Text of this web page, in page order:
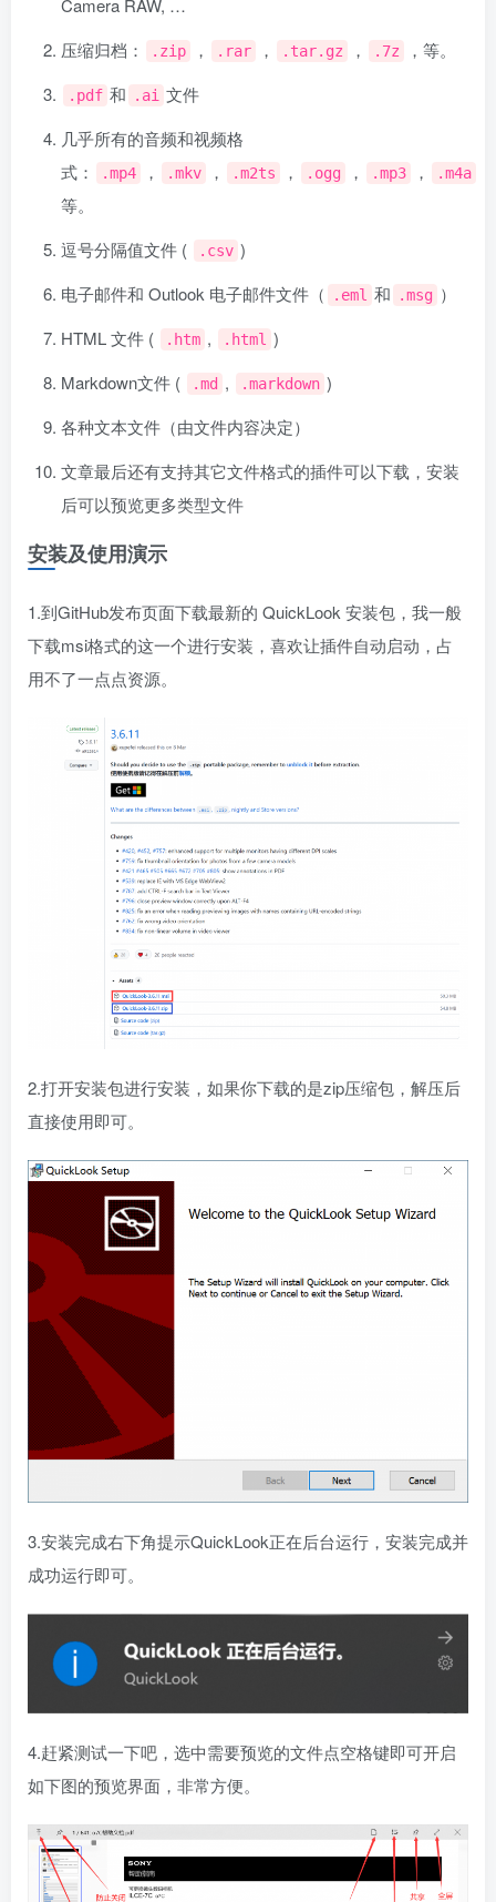
Camera RAW, …
压缩归档：
.zip ， .rar ， .tar.gz ， .7z ，等。
.pdf 和 .ai 文件
几乎所有的音频和视频格
式：
.mp4 ， .mkv ， .m2ts ， .ogg ， .mp3 ， .m4a
等。
逗号分隔值文件 (
.csv )
电子邮件和 Outlook 电子邮件文件（
.eml 和 .msg ）
HTML 文件 (
.htm , .html )
Markdown文件 (
.md , .markdown )
各种文本文件（由文件内容决定）
文章最后还有支持其它文件格式的插件可以下载，安装
后可以预览更多类型文件
安装及使用演示
1.到GitHub发布页面下载最新的 QuickLook 安装包，我一般
下载msi格式的这一个进行安装，喜欢让插件自动启动，占
用不了一点点资源。
2.打开安装包进行安装，如果你下载的是zip压缩包，解压后
直接使用即可。
3.安装完成右下角提示QuickLook正在后台运行，安装完成并
成功运行即可。
4.赶紧测试一下吧，选中需要预览的文件点空格键即可开启
如下图的预览界面，非常方便。